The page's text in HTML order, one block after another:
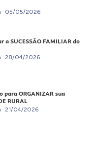
05/05/2026
a SUCESSÃO FAMILIAR do
28/04/2026
para ORGANIZAR sua
RURAL
21/04/2026